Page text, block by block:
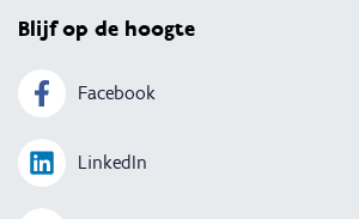
Blijf op de hoogte
Facebook
LinkedIn